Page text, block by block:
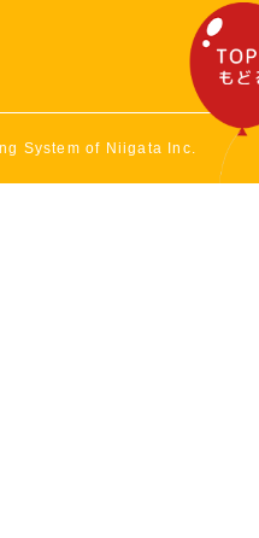
System of Niigata Inc.